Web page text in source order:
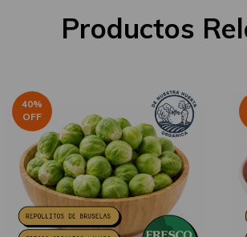
Productos
40%
OFF